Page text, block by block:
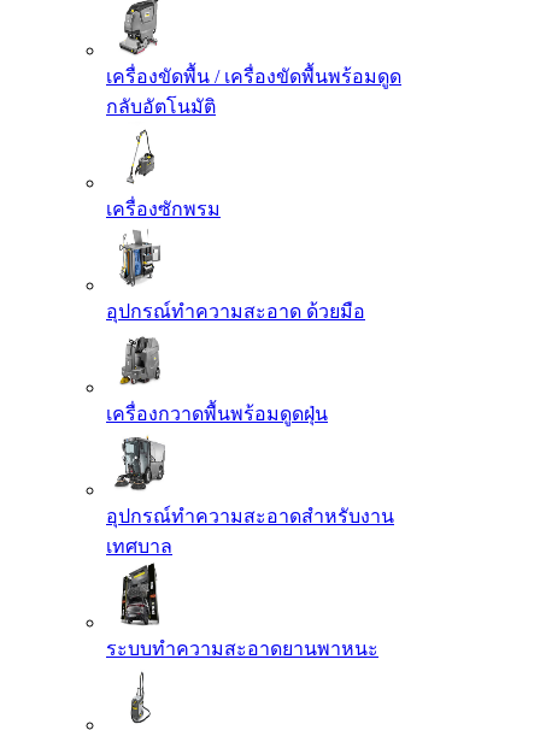
เครื่องขัดพื้น / เครื่องขัดพื้นพร้อมดูด
กลับอัตโนมัติ
เครื่องซักพรม
อุปกรณ์ทำความสะอาด ด้วยมือ
เครื่องกวาดพื้นพร้อมดูดฝุ่น
อุปกรณ์ทำความสะอาดสำหรับงาน
เทศบาล
ระบบทำความสะอาดยานพาหนะ